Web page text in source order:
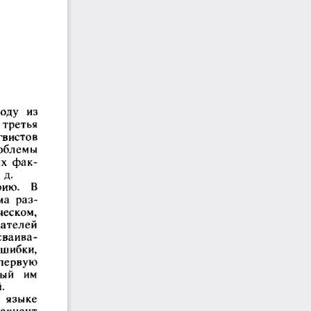
из
фак­
д.
В
раз­
им
языке